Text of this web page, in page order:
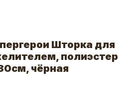
Шторка для
полиэстер
чёрная